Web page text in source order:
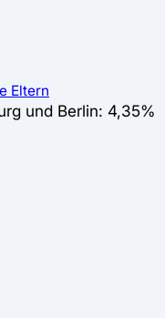
Eltern
und Berlin: 4,35%